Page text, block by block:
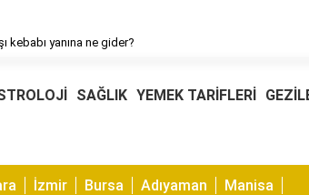
kebabı yanına ne gider?
SAĞLIK YEMEK TARİFLERİ
İzmir Bursa Adıyaman Manisa